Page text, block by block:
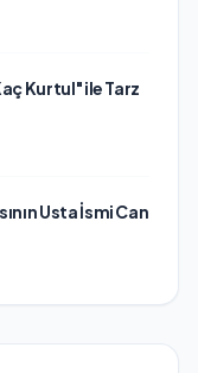
Kurtul" ile Tarz
Usta İsmi Can